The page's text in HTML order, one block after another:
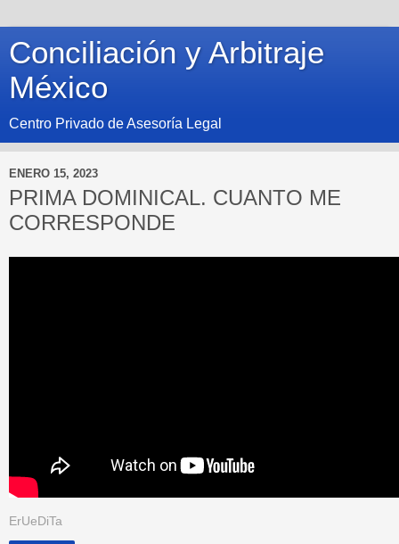
Conciliación y Arbitraje
México
Centro Privado de Asesoría Legal
ENERO 15, 2023
PRIMA DOMINICAL. CUANTO ME
CORRESPONDE
ErUeDiTa